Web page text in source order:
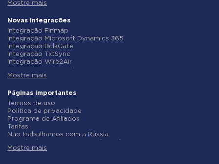
Integração Gmail
Integração ClickUp
Integração Airtable
Integração Google Contacts
Integração OpenAI (ChatGPT)
Integração Instagram
Integração ActiveCampaign
Integração Typeform
Integração Salesforce CRM
Integração Notion
Integração AWeber
Integração Asana
Integração ZOHO CRM
Integração Webhooks
Integração GetResponse
Integração WooCommerce
Mostre mais
Novas integrações
Integração Finmap
Integração Microsoft Dynamics 365
Integração BulkGate
Integração TxtSync
Integração Wire2Air
Integração Infobip
Integração AtomPark
Integração TXTImpact
Integração Campaign Monitor
Integração CM.com
Integração D7 Networks
Integração SMS.to
Integração SMSGlobal
Integração Textlocal
Mostre mais
Páginas importantes
Termos de uso
Política de privacidade
Programa de Afiliados
Tarifas
Não trabalhamos com a Rússia
Politica de reembolso
Mostre mais